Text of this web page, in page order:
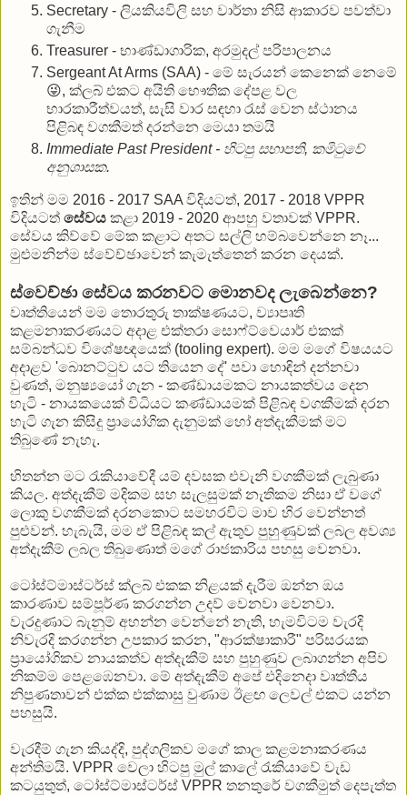
Secretary - ලියකියවිලි සහ වාර්තා නිසි ආකාරව පවත්වා
ගැනීම
Treasurer - භාණ්ඩාගාරික, අරමුදල් පරිපාලනය
Sergeant At Arms (SAA) - මේ සැරයන් කෙනෙක් නෙමේ
😜, ක්ලබ් එකට අයිති භෞතික දේපළ වල
භාරකාරීත්වයත්, සැසි වාර සඳහා රැස් වෙන ස්ථානය
පිළිබඳ වගකීමත් දරන්නෙ මෙයා තමයි
Immediate Past President - හිටපු සභාපති, කමිටුවේ
අනුශාසක.
ඉතින් මම 2016 - 2017 SAA විදියටත්, 2017 - 2018 VPPR
විදියටත් සේවය කළා 2019 - 2020 ආපහු වතාවක් VPPR.
සේවය කිව්වේ මේක කළාට අතට සල්ලි හම්බවෙන්නෙ නෑ...
මුළුමනින්ම ස්වේච්ඡාවෙන් කැමැත්තෙන් කරන දෙයක්.
ස්වෙච්ඡා සේවය කරනවට මොනවද ලැබෙන්නෙ?
වෘත්තියෙන් මම තොරතුරු තාක්ෂණයට, ව්‍යාපෘති
කළමනාකරණයට අදාළ එක්තරා සොෆ්ට්වෙයාර් එකක්
සම්බන්ධව විශේෂඥයෙක් (tooling expert). මම මගේ විෂයයට
අදාළව 'බොනට්ටුව යට තියෙන දේ' පවා හොඳින් දන්නවා
වුණත්, මනුෂ්‍යයෝ ගැන - කණ්ඩායමකට නායකත්වය දෙන
හැටි - නායකයෙක් විධියට කණ්ඩායමක් පිළිබඳ වගකීමක් දරන
හැටි ගැන කිසිදු ප්‍රායෝගික දැනුමක් හෝ අත්දැකීමක් මට
තිබුණේ නැහැ.
හිතන්න මට රැකියාවේදී යම් දවසක එවැනි වගකීමක් ලැබුණා
කියල. අත්දැකීම් මදිකම සහ සැලසුමක් නැතිකම නිසා ඒ වගේ
ලොකු වගකීමක් දරනකොට සමහරවිට මාව හිර වෙන්නත්
පුළුවන්. හැබැයි, මම ඒ පිළිබඳ කල් ඇතුව පුහුණුවක් ලබල අවශ්‍ය
අත්දැකීම් ලබල තිබුණොත් මගේ රාජකාරිය පහසු වෙනවා.
ටෝස්ට්මාස්ටර්ස් ක්ලබ් එකක නිළයක් දැරීම ඔන්න ඔය
කාරණාව සම්පූර්ණ කරගන්න උදව් වෙනවා වෙනවා.
වැරදුණාට බැනුම් අහන්න වෙන්නේ නැති, හැමවිටම වැරදි
නිවැරදි කරගන්න උපකාර කරන, "ආරක්ෂාකාරී" පරිසරයක
ප්‍රායෝගිකව නායකත්ව අත්දැකීම් සහ පුහුණුව ලබාගන්න අපිව
නිකම්ම පෙළඹෙනවා. මේ අත්දැකීම් අපේ එදිනෙදා වෘත්තීය
නිපුණතාවන් එක්ක එක්කාසු වුණාම ඊළඟ ලෙවල් එකට යන්න
පහසුයි.
වැරදීම් ගැන කියද්දි, පුද්ගලිකව මගේ කාල කළමනාකරණය
අන්තිමයි. VPPR වෙලා හිටපු මුල් කාලේ රැකියාවේ වැඩ
කටයුතුත්, ටෝස්ට්මාස්ටර්ස් VPPR තනතුරේ වගකීමුත් දෙපැත්ත